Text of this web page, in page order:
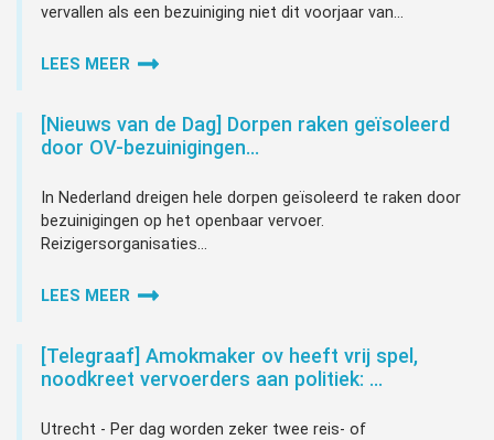
vervallen als een bezuiniging niet dit voorjaar van...
LEES MEER
[Nieuws van de Dag] Dorpen raken geïsoleerd
door OV-bezuinigingen…
In Nederland dreigen hele dorpen geïsoleerd te raken door
bezuinigingen op het openbaar vervoer.
Reizigersorganisaties...
LEES MEER
[Telegraaf] Amokmaker ov heeft vrij spel,
noodkreet vervoerders aan politiek: …
Utrecht - Per dag worden zeker twee reis- of